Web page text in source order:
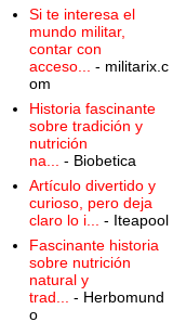
Si te interesa el
mundo militar,
contar con
acceso...
- militarix.c
om
Historia fascinante
sobre tradición y
nutrición
na...
- Biobetica
Artículo divertido y
curioso, pero deja
claro lo i...
- Iteapool
Fascinante historia
sobre nutrición
natural y
trad...
- Herbomund
o